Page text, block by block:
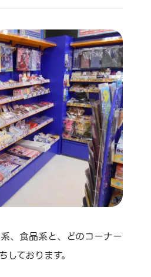
、食品系と、どのコーナー
ております。